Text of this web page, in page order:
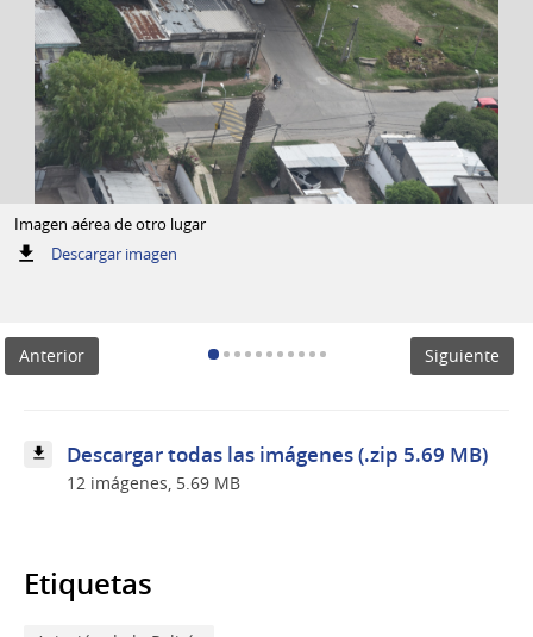
Imagen aérea de otro lugar
Descargar imagen:
lugar
Anterior Siguiente
Descargar todas las imágenes (.zip 5.69 MB)
12 imágenes, 5.69 MB
Etiquetas